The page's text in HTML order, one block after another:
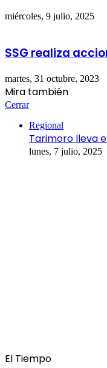
miércoles, 9 julio, 2025
SSG realiza
martes, 31 octubre, 2023
Mira también
Cerrar
Regional
Tarimoro lleva
lunes, 7 julio, 2025
El Tiempo